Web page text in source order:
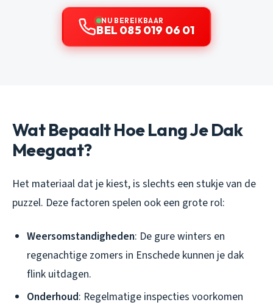
NU BEREIKBAAR
BEL 085 019 06 01
Wat Bepaalt Hoe Lang Je Dak
Meegaat?
Het materiaal dat je kiest, is slechts een stukje van de
puzzel. Deze factoren spelen ook een grote rol:
Weersomstandigheden: De gure winters en
regenachtige zomers in Enschede kunnen je dak
flink uitdagen.
Onderhoud: Regelmatige inspecties voorkomen